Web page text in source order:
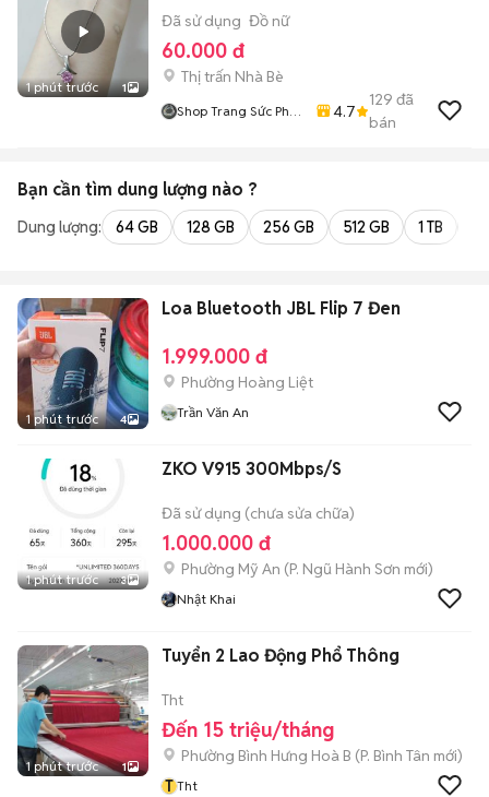
1 phút trước 1
Đã sử dụng Đồ nữ
60.000 đ
Thị trấn Nhà Bè
Shop Trang Sức Phụ
4.7
129 đã
bán
Bạn cần tìm dung lượng nào ?
Dung lượng: 64 GB 128 GB 256 GB 512 GB 1 TB
1 phút trước 4
Loa Bluetooth JBL Flip 7 Đen
1.999.000 đ
Phường Hoàng Liệt
Trần Văn An
1 phút trước 3
ZKO V915 300Mbps/S
Đã sử dụng (chưa sửa chữa)
1.000.000 đ
Phường Mỹ An (P. Ngũ Hành Sơn mới)
Nhật Khai
1 phút trước 1
Tuyển 2 Lao Động Phổ Thông
Tht
Đến 15 triệu/tháng
Phường Bình Hưng Hoà B (P. Bình Tân mới)
T Tht